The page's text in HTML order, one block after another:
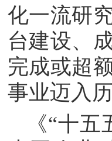
化一流研
台建设、
完成或超
事业迈入
《“十